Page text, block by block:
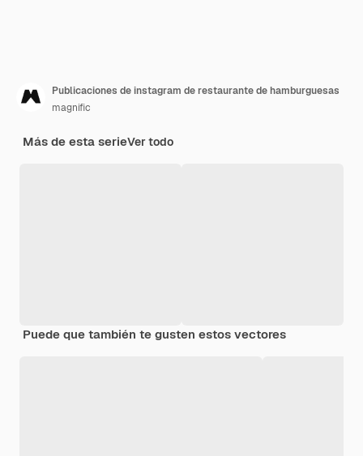
Publicaciones de instagram de restaurante de hamburguesas
magnific
Más de esta serieVer todo
Puede que también te gusten estos vectores